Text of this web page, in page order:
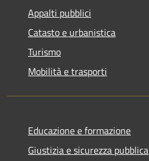
Appalti pubblici
Catasto e urbanistica
Turismo
Mobilità e trasporti
Educazione e formazione
Giustizia e sicurezza pubblica